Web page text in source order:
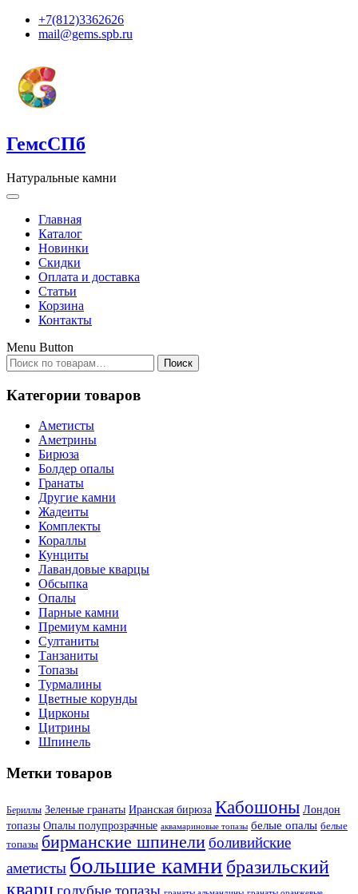
+7(812)3362626
mail@gems.spb.ru
ГемсСПб
Натуральные камни
Главная
Каталог
Новинки
Скидки
Оплата и доставка
Статьи
Корзина
Контакты
Menu Button
Искать:
Поиск
Категории товаров
Аметисты
Аметрины
Бирюза
Болдер опалы
Гранаты
Другие камни
Жадеиты
Комплекты
Кораллы
Кунциты
Лавандовые кварцы
Обсыпка
Опалы
Парные камни
Премиум камни
Султаниты
Танзаниты
Топазы
Турмалины
Цветные корунды
Цирконы
Цитрины
Шпинель
Метки товаров
Бериллы Зеленые гранаты Иранская бирюза Кабошоны Лондон
топазы Опалы полупрозрачные аквамариновые топазы белые опалы белые
топазы бирманские шпинелиболивийские
аметисты большие камни бразильский
кварцголубые топазы